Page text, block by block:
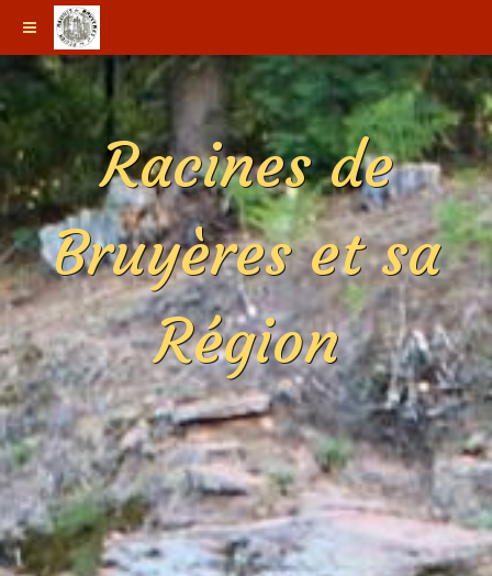
Racines de
Bruyères et sa
Région